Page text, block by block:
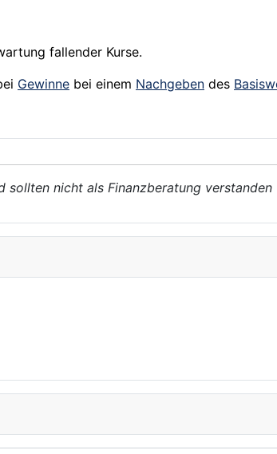
fallender Kurse.
Gewinne bei einem Nachgeben des
sollten nicht als Finanzberatung verstanden